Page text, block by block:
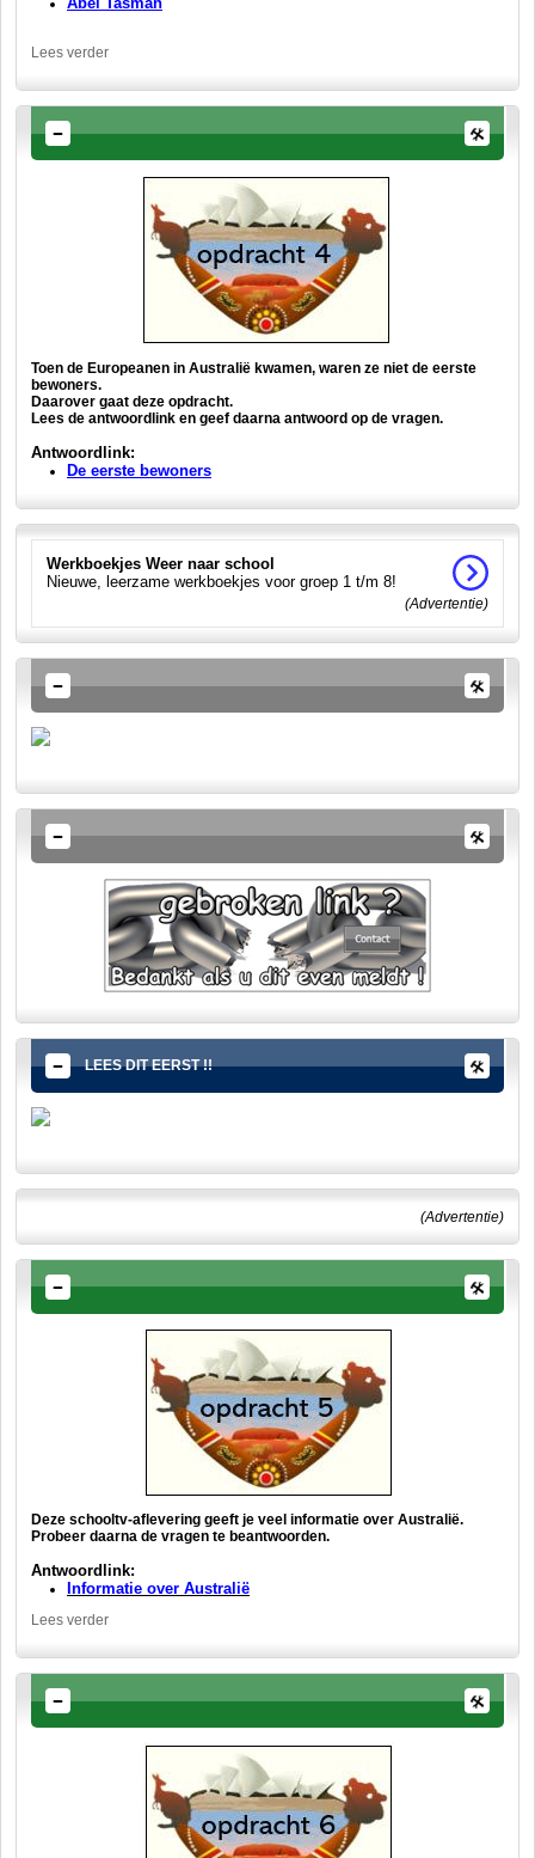
Lees verder
Toen de Europeanen in Australië kwamen, waren ze niet de eerste
bewoners.
Daarover gaat deze opdracht.
Lees de antwoordlink en geef daarna antwoord op de vragen.
Antwoordlink:
De eerste bewoners
Werkboekjes Weer naar school
Nieuwe, leerzame werkboekjes voor groep 1 t/m 8!
(Advertentie)
LEES DIT EERST !!
(Advertentie)
Deze schooltv-aflevering geeft je veel informatie over Australië.
Probeer daarna de vragen te beantwoorden.
Antwoordlink:
Informatie over Australië
Lees verder